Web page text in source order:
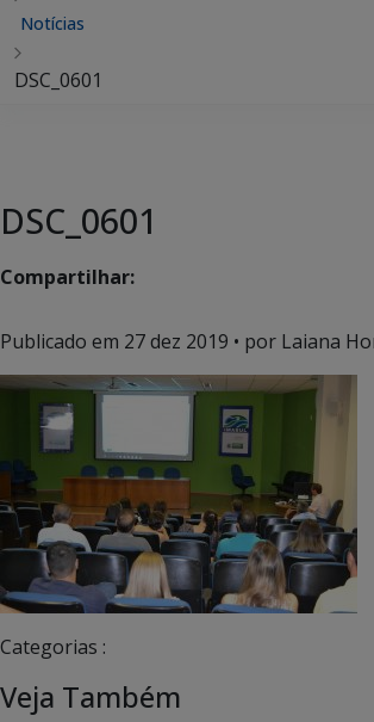
Notícias
DSC_0601
DSC_0601
Compartilhar:
Publicado em 27 dez 2019 • por Laiana
Categorias :
Veja Também